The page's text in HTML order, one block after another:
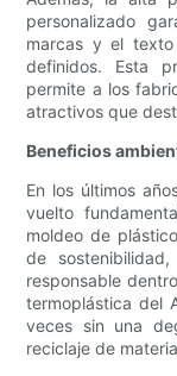
personalizado
marcas y el
definidos. Esta
permite a los
atractivos que
Beneficios
En los últimos
vuelto
moldeo de
de
responsable
termoplástica del
veces sin una
reciclaje de